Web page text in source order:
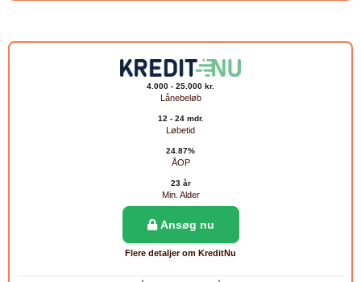
4.000 - 25.000 kr.
Lånebeløb
12 - 24 mdr.
Løbetid
24.87%
ÅOP
23 år
Min. Alder
Ansøg nu
Flere detaljer om KreditNu